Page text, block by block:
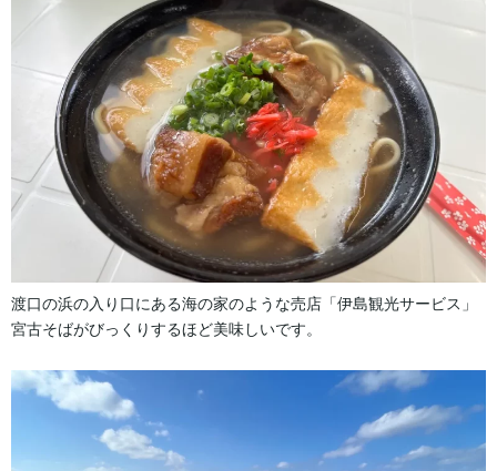
渡口の浜の入り口にある海の家のような売店「伊島観光サービス」
宮古そばがびっくりするほど美味しいです。